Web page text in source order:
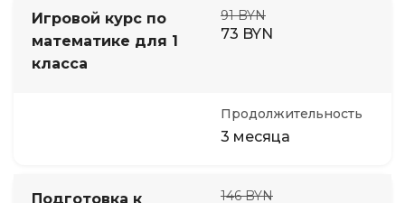
Игровой курс по
математике для 1
класса
91 BYN
73 BYN
Продолжительность
3 месяца
Подготовка к
146 BYN